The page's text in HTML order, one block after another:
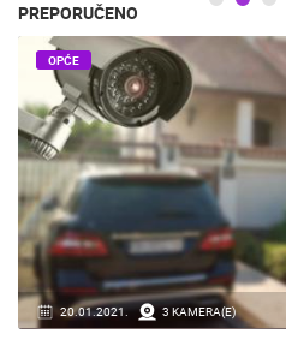
PREPORUČENO
20.01.2021. 3 KAMERA(E)
OPĆE